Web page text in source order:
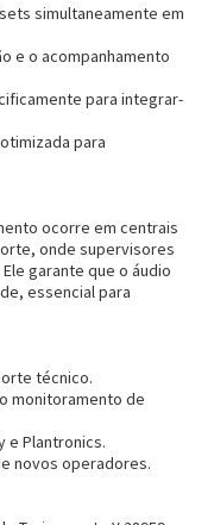
simultaneamente em
e o acompanhamento
para integrar-
para
ocorre em centrais
onde supervisores
garante que o áudio
essencial para
técnico.
monitoramento de
e Plantronics.
novos operadores.